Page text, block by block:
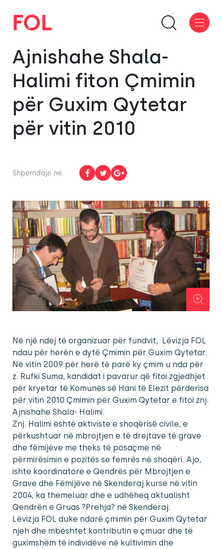
Ajnishahe Shala-
Halimi fiton Çmimin
për Guxim Qytetar
për vitin 2010
Shpërndaje në:
Në një ndej të organizuar për fundvit, Lëvizja FOL
ndau për herën e dytë Çmimin për Guxim Qytetar.
Në vitin 2009 për herë të parë ky çmim u nda për
z. Rufki Suma, kandidat i pavarur që fitoi zgjedhjet
për kryetar të Komunës së Hani të Elezit përderisa
për vitin 2010 Çmimin për Guxim Qytetar e fitoi znj.
Ajnishahe Shala- Halimi.
Znj. Halimi është aktiviste e shoqërisë civile, e
përkushtuar në mbrojtjen e të drejtave të grave
dhe fëmijëve me theks të posaçme në
përmirësimin e pozitës se femrës në shoqëri. Ajo,
ishte koordinatore e Qendrës për Mbrojtjen e
Grave dhe Fëmijëve në Skenderaj kurse në vitin
2004, ka themeluar dhe e udhëheq aktualisht
Qendrën e Gruas ?Prehja? në Skenderaj.
Lëvizja FOL duke ndarë çmimin për Guxim Qytetar
njeh dhe mbështet kontributin e çmuar dhe të
guximshëm të individëve në kultivimin dhe